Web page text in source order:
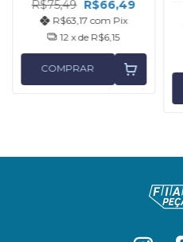
R$75,49 R$66,49
R$63,17com Pix
12 x de R$6,15
COMPRAR